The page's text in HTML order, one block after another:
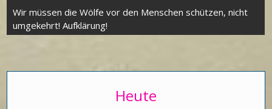
Wir müssen die Wölfe vor den Menschen schützen, nicht
umgekehrt! Aufklärung!
Heute